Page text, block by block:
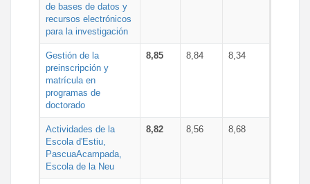
de bases de datos y
recursos electrónicos
para la investigación
Gestión de la
preinscripción y
matrícula en
programas de
doctorado
8,85 8,84 8,34
Actividades de la
Escola d'Estiu,
PascuaAcampada,
Escola de la Neu
8,82 8,56 8,68